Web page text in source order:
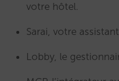
votre hôtel.
Sarai, votre
Lobby, le